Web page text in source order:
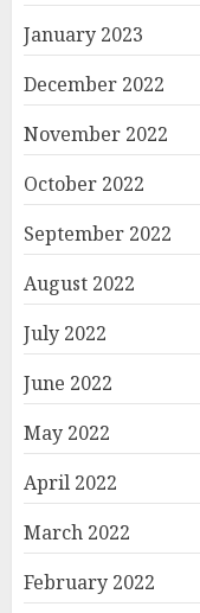
January 2023
December 2022
November 2022
October 2022
September 2022
August 2022
July 2022
June 2022
May 2022
April 2022
March 2022
February 2022